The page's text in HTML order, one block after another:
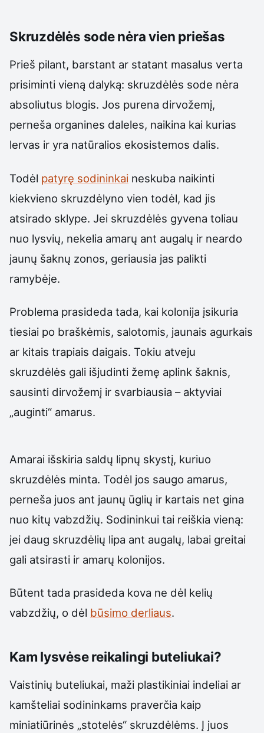
Skruzdėlės sode nėra vien priešas
Prieš pilant, barstant ar statant masalus verta
prisiminti vieną dalyką: skruzdėlės sode nėra
absoliutus blogis. Jos purena dirvožemį,
perneša organines daleles, naikina kai kurias
lervas ir yra natūralios ekosistemos dalis.
Todėl patyrę sodininkai neskuba naikinti
kiekvieno skruzdėlyno vien todėl, kad jis
atsirado sklype. Jei skruzdėlės gyvena toliau
nuo lysvių, nekelia amarų ant augalų ir neardo
jaunų šaknų zonos, geriausia jas palikti
ramybėje.
Problema prasideda tada, kai kolonija įsikuria
tiesiai po braškėmis, salotomis, jaunais agurkais
ar kitais trapiais daigais. Tokiu atveju
skruzdėlės gali išjudinti žemę aplink šaknis,
sausinti dirvožemį ir svarbiausia – aktyviai
„auginti“ amarus.
Amarai išskiria saldų lipnų skystį, kuriuo
skruzdėlės minta. Todėl jos saugo amarus,
perneša juos ant jaunų ūglių ir kartais net gina
nuo kitų vabzdžių. Sodininkui tai reiškia vieną:
jei daug skruzdėlių lipa ant augalų, labai greitai
gali atsirasti ir amarų kolonijos.
Būtent tada prasideda kova ne dėl kelių
vabzdžių, o dėl būsimo derliaus.
Kam lysvėse reikalingi buteliukai?
Vaistinių buteliukai, maži plastikiniai indeliai ar
kamšteliai sodininkams praverčia kaip
miniatiūrinės „stotelės“ skruzdėlėms. Į juos